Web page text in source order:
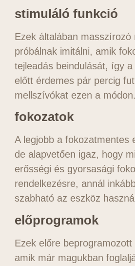
stimuláló funkció
Ezek általában masszírozó
próbálnak imitálni, amik
tejleadás beindulását, így
előtt érdemes pár percig
mellszívókat ezen a módon.
fokozatok
A legjobb a fokozatmentes
de alapvetően igaz, hogy
erősségi és gyorsasági
rendelkezésre, annál
szabható az eszköz
előprogramok
Ezek előre beprogramozott
amik már magukban